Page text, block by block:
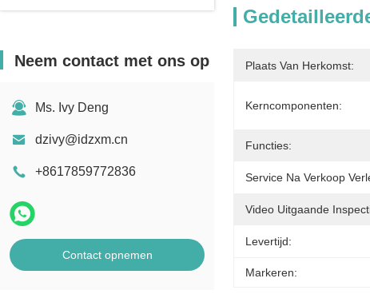
Neem contact met ons op
Ms. Ivy Deng
dzivy@idzxm.cn
+8617859772836
Contact opnemen
Plaats Van Herkomst:
Kerncomponenten:
Functies:
Service Na Verkoop
Video Uitgaande
Levertijd:
Markeren: